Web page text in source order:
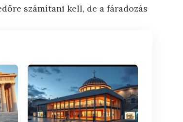
számítani kell, de a fáradozás